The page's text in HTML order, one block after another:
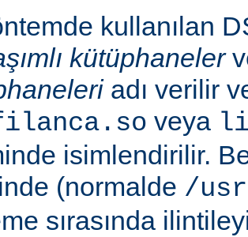
kullanılan
kütüphaneler
adı verilir
veya
isimlendirilir.
(normalde /
sırasında